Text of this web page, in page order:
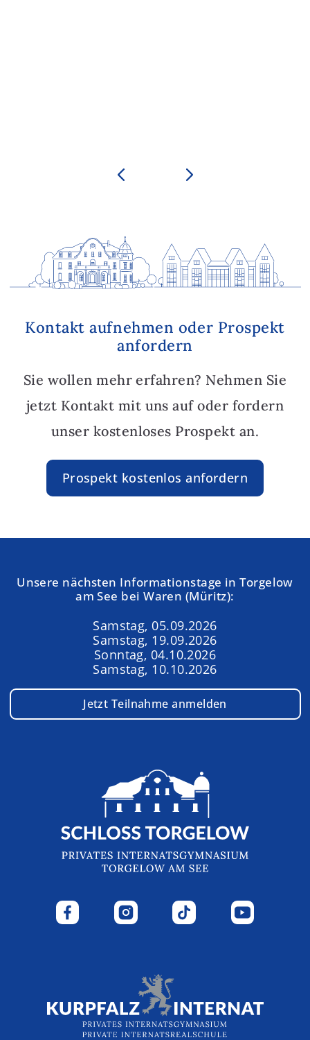
Kontakt aufnehmen oder Prospekt
anfordern
Sie wollen mehr erfahren? Nehmen Sie
jetzt Kontakt mit uns auf oder fordern
unser kostenloses Prospekt an.
Prospekt kostenlos anfordern
Unsere nächsten Informationstage in Torgelow
am See bei Waren (Müritz):
Samstag, 05.09.2026
Samstag, 19.09.2026
Sonntag, 04.10.2026
Samstag, 10.10.2026
Jetzt Teilnahme anmelden